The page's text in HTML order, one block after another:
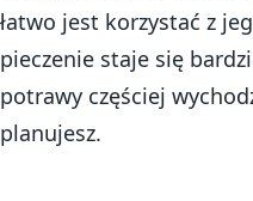
łatwo jest korzystać z
pieczenie staje się
potrawy częściej
planujesz.